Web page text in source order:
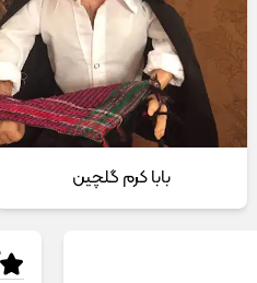
بابا کرم گلچین